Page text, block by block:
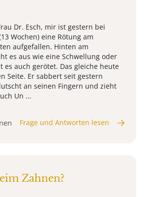
Dr. Esch, mir ist gestern bei
Wochen) eine Rötung am
aufgefallen. Hinten am
es aus wie eine Schwellung oder
es auch gerötet. Das gleiche heute
Seite. Er sabbert seit gestern
an seinen Fingern und zieht
Un ...
Frage und Antworten lesen
Zahnen?